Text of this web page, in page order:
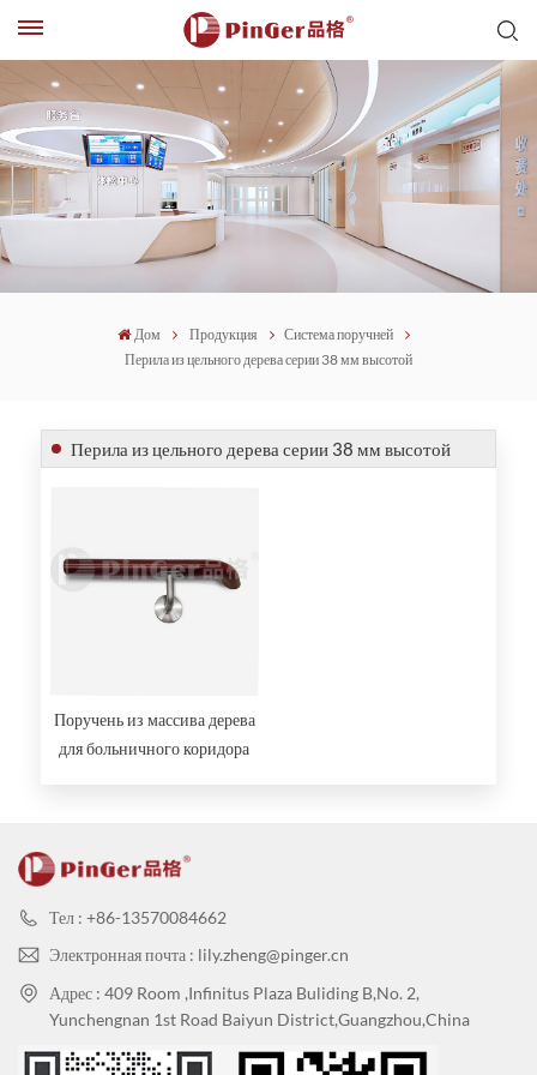
Дом Продукция
Система поручней
Перила из цельного дерева серии 38 мм высотой
Перила из цельного дерева серии 38 мм высотой
Поручень из массива дерева
для больничного коридора
Тел : +86-13570084662
Электронная почта : lily.zheng@pinger.cn
Адрес : 409 Room ,Infinitus Plaza Buliding B,No. 2,
Yunchengnan 1st Road Baiyun District,Guangzhou,China